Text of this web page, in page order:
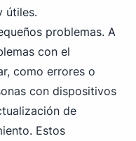
útiles.
problemas. A
con el
como errores o
con dispositivos
de
Estos